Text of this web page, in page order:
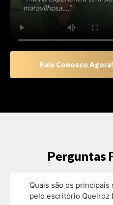
Fale Conosco Agora!
Perguntas
Quais são os
pelo escritório Queiroz